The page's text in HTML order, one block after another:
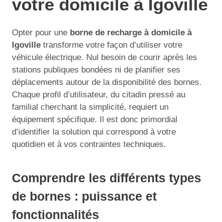
votre domicile à Igoville
Opter pour une borne de recharge à domicile à
Igoville transforme votre façon d’utiliser votre
véhicule électrique. Nul besoin de courir après les
stations publiques bondées ni de planifier ses
déplacements autour de la disponibilité des bornes.
Chaque profil d’utilisateur, du citadin pressé au
familial cherchant la simplicité, requiert un
équipement spécifique. Il est donc primordial
d’identifier la solution qui correspond à votre
quotidien et à vos contraintes techniques.
Comprendre les différents types
de bornes : puissance et
fonctionnalités